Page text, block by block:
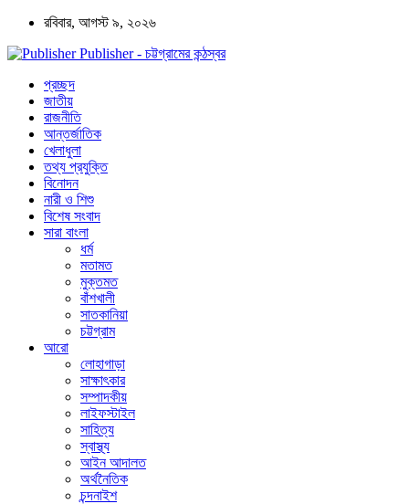
রবিবার, আগস্ট ৯, ২০২৬
Publisher - চট্টগ্রামের কন্ঠস্বর
প্রচ্ছদ
জাতীয়
রাজনীতি
আন্তর্জাতিক
খেলাধুলা
তথ্য প্রযুক্তি
বিনোদন
নারী ও শিশু
বিশেষ সংবাদ
সারা বাংলা
ধর্ম
মতামত
মুক্তমত
বাঁশখালী
সাতকানিয়া
চট্টগ্রাম
আরো
লোহাগাড়া
সাক্ষাৎকার
সম্পাদকীয়
লাইফস্টাইল
সাহিত্য
স্বাস্থ্য
আইন আদালত
অর্থনৈতিক
চন্দনাইশ